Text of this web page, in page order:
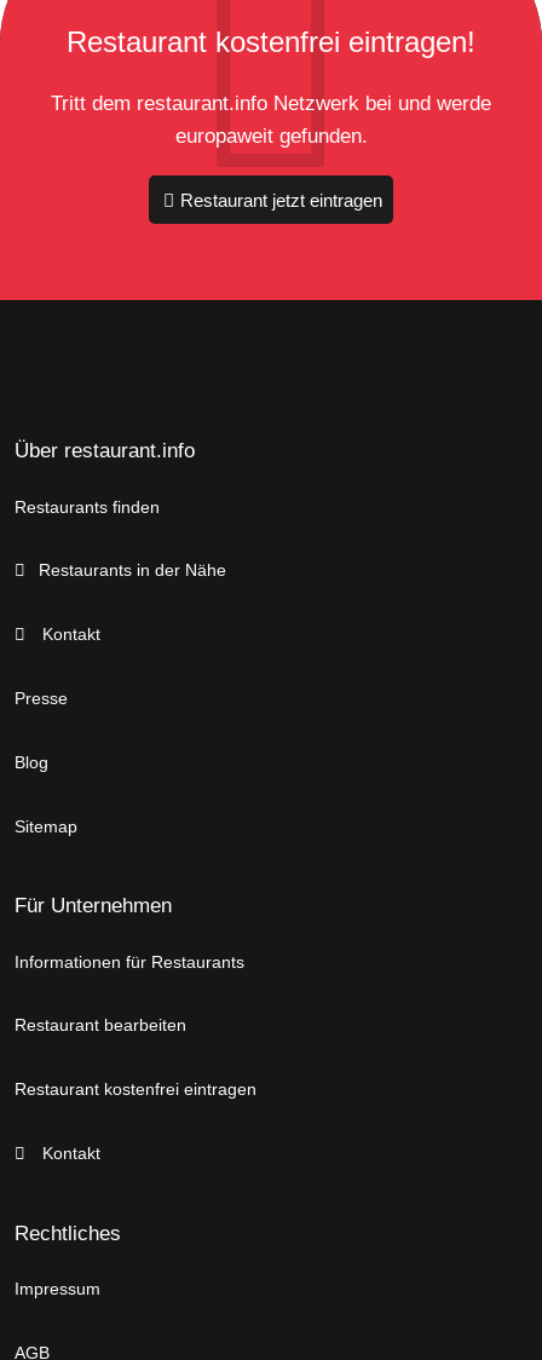
Restaurant kostenfrei eintragen!
Tritt dem restaurant.info Netzwerk bei und werde
europaweit gefunden.
Restaurant jetzt eintragen
Über restaurant.info
Restaurants finden
Restaurants in der Nähe
Kontakt
Presse
Blog
Sitemap
Für Unternehmen
Informationen für Restaurants
Restaurant bearbeiten
Restaurant kostenfrei eintragen
Kontakt
Rechtliches
Impressum
AGB